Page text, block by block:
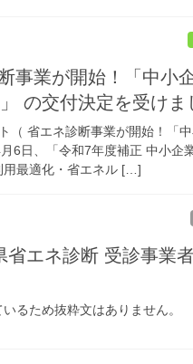
事業が開始！「中小
の交付決定を受けま
（ 省エネ診断事業が開始！「
6日、「令和7年度補正 中小企
用最適化・省エネル […]
エネ診断 受診事業
るため抜粋文はありません。